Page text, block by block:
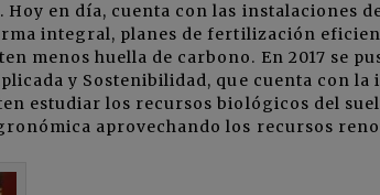
en día, cuenta con las instalaciones
integral, planes de fertilización
menos huella de carbono. En 2017 se
y Sostenibilidad, que cuenta con la
estudiar los recursos biológicos del
aprovechando los recursos